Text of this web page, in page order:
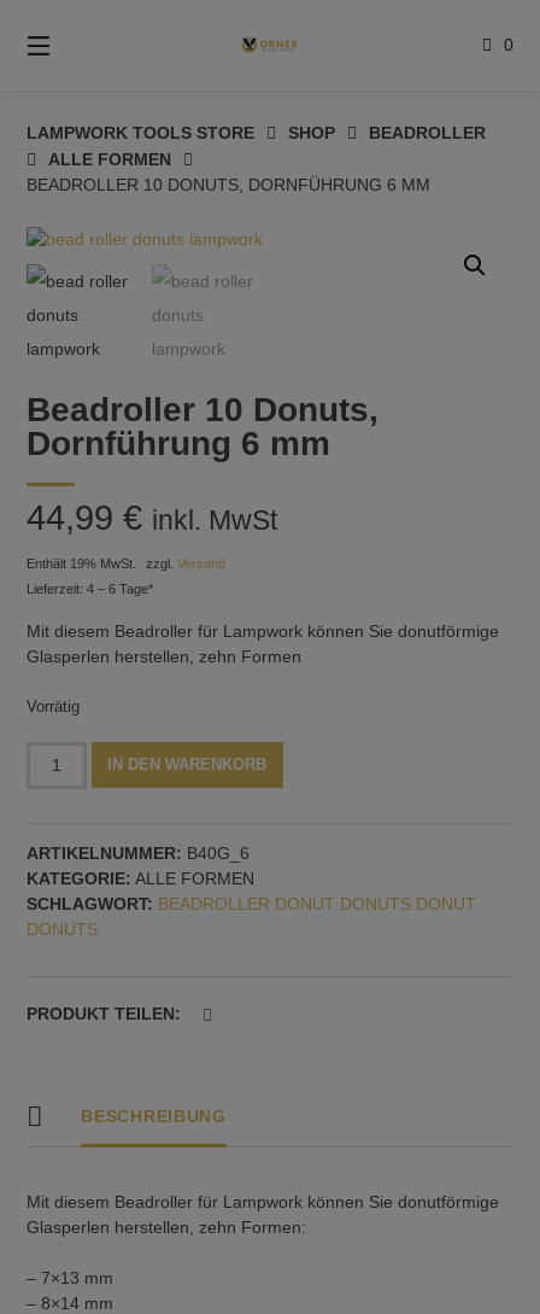
zum
Inhalt
0
LAMPWORK TOOLS STORE SHOP
BEADROLLER
ALLE FORMEN
BEADROLLER 10 DONUTS, DORNFÜHRUNG 6 MM
Beadroller 10 Donuts,
Dornführung 6 mm
44,99€ inkl. MwSt
Enthält 19% MwSt. zzgl.Versand
Lieferzeit: 4 – 6 Tage*
Mit diesem Beadroller für Lampwork können Sie donutförmige
Glasperlen herstellen, zehn Formen
Vorrätig
6
mm
Menge
IN DEN WARENKORB
ARTIKELNUMMER: B40G_6
KATEGORIE: ALLE FORMEN
SCHLAGWORT: BEADROLLER DONUT DONUTS DONUT
DONUTS
PRODUKT TEILEN:
BESCHREIBUNG
Mit diesem Beadroller für Lampwork können Sie donutförmige
Glasperlen herstellen, zehn Formen:
– 7×13 mm
– 8×14 mm